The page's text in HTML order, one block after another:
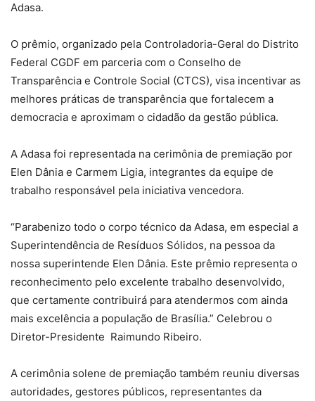
Adasa.
O prêmio, organizado pela Controladoria-Geral do Distrito
Federal CGDF em parceria com o Conselho de
Transparência e Controle Social (CTCS), visa incentivar as
melhores práticas de transparência que fortalecem a
democracia e aproximam o cidadão da gestão pública.
A Adasa foi representada na cerimônia de premiação por
Elen Dânia e Carmem Ligia, integrantes da equipe de
trabalho responsável pela iniciativa vencedora.
“Parabenizo todo o corpo técnico da Adasa, em especial a
Superintendência de Resíduos Sólidos, na pessoa da
nossa superintende Elen Dânia. Este prêmio representa o
reconhecimento pelo excelente trabalho desenvolvido,
que certamente contribuirá para atendermos com ainda
mais excelência a população de Brasília.” Celebrou o
Diretor-Presidente Raimundo Ribeiro.
A cerimônia solene de premiação também reuniu diversas
autoridades, gestores públicos, representantes da